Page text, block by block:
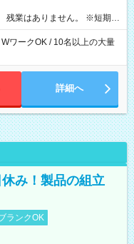
ありません。 ※短期の
承くださいませ。
ワークOK / 10名以上の大量
詳細へ
み！製品の組立
ランクOK